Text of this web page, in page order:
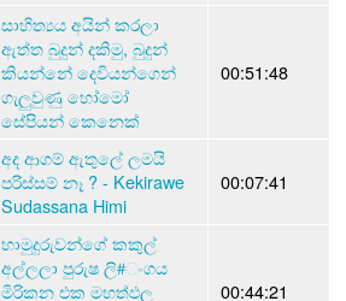
සාහිත්‍යය අයින් කරලා
ඇත්ත බුදුන් දකිමු, බුදුන්
කියන්නේ දෙවියන්ගෙන්
ගැලුවුණු හෝමෝ
සේපියන් කෙනෙක්
00:51:48
අද ආගම් ඇතුලේ ලමයි
පරිස්සම් නෑ ? - Kekirawe
Sudassana Himi
00:07:41
හාමුදුරුවන්ගේ කකුල්
අල්ලලා පුරුෂ ලි#ංගය
මිරිකන එක මහත්ඵල
00:44:21